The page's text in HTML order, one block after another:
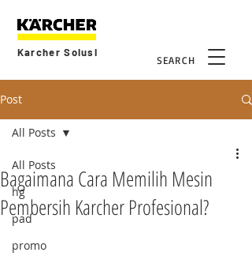
SEARCH
Karcher Solusi
Post
All Posts
hg
pad
promo
All Posts
Bagaimana Cara Memilih Mesin
Pembersih Karcher Profesional?